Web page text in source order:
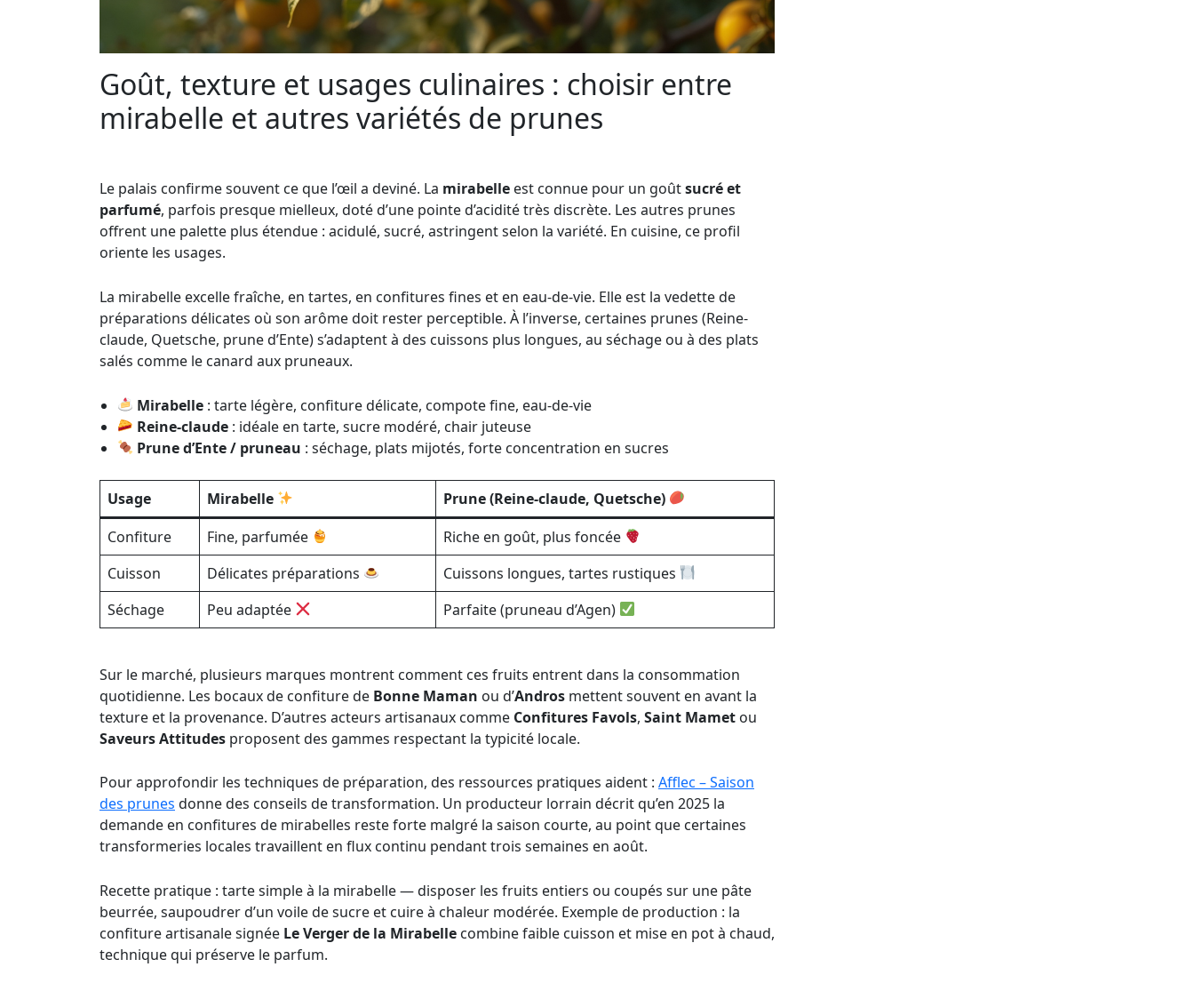
Goût, texture et usages culinaires : choisir entre
mirabelle et autres variétés de prunes
Le palais confirme souvent ce que l’œil a deviné. La mirabelle est connue pour un goûtsucré et
parfumé, parfois presque mielleux, doté d’une pointe d’acidité très discrète. Les autres prunes
offrent une palette plus étendue : acidulé, sucré, astringent selon la variété. En cuisine, ce profil
oriente les usages.
La mirabelle excelle fraîche, en tartes, en confitures fines et en eau-de-vie. Elle est la vedette de
préparations délicates où son arôme doit rester perceptible. À l’inverse, certaines prunes (Reine-
claude, Quetsche, prune d’Ente) s’adaptent à des cuissons plus longues, au séchage ou à des plats
salés comme le canard aux pruneaux.
Mirabelle : tarte légère, confiture délicate, compote fine, eau-de-vie
Reine-claude : idéale en tarte, sucre modéré, chair juteuse
Prune d’Ente / pruneau : séchage, plats mijotés, forte concentration en sucres
Usage Mirabelle
Prune (Reine-claude, Quetsche)
Confiture
Fine, parfumée
Riche en goût, plus foncée
Cuisson
Délicates préparations
Cuissons longues, tartes rustiques
Séchage
Peu adaptée Parfaite (pruneau d’Agen)
Sur le marché, plusieurs marques montrent comment ces fruits entrent dans la consommation
quotidienne. Les bocaux de confiture de Bonne Maman ou d’Andros mettent souvent en avant la
texture et la provenance. D’autres acteurs artisanaux comme Confitures Favols, Saint Mamet ou
Saveurs Attitudes proposent des gammes respectant la typicité locale.
Pour approfondir les techniques de préparation, des ressources pratiques aident : Afflec – Saison
des prunes donne des conseils de transformation. Un producteur lorrain décrit qu’en 2025 la
demande en confitures de mirabelles reste forte malgré la saison courte, au point que certaines
transformeries locales travaillent en flux continu pendant trois semaines en août.
Recette pratique : tarte simple à la mirabelle — disposer les fruits entiers ou coupés sur une pâte
beurrée, saupoudrer d’un voile de sucre et cuire à chaleur modérée. Exemple de production : la
confiture artisanale signée Le Verger de la Mirabelle combine faible cuisson et mise en pot à chaud,
technique qui préserve le parfum.